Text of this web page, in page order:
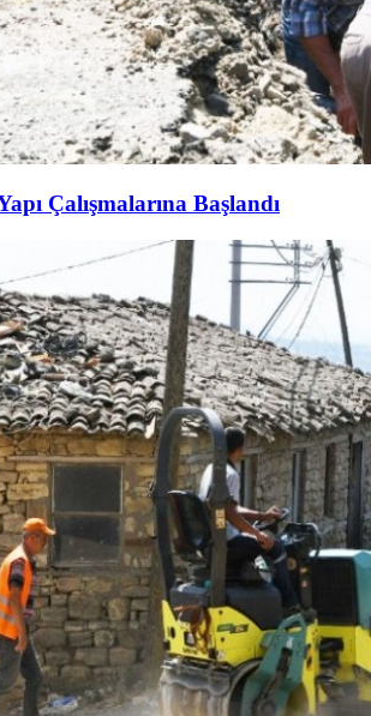
Çalışmalarına Başlandı